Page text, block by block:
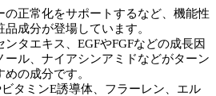
正常化をサポートするなど、機能性
成分が登場しています。
タエキス、EGFやFGFなどの成長因
ル、ナイアシンアミドなどがターン
の成分です。
タミンE誘導体、フラーレン、エル